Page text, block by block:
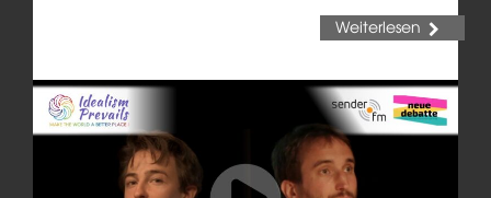
Weiterlesen